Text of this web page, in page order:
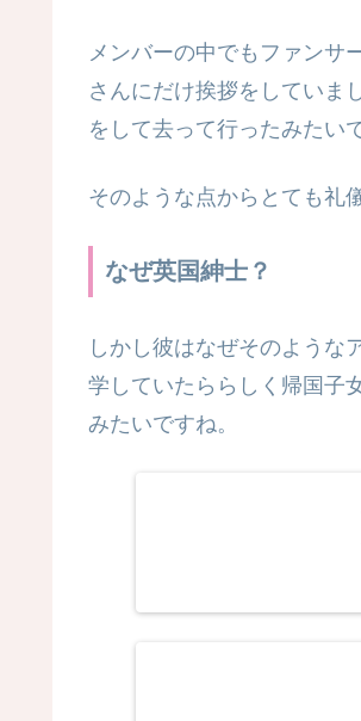
メンバーの中でもファンサ
さんにだけ挨拶をしていま
をして去って行ったみたい
そのような点からとても礼
なぜ英国紳士？
しかし彼はなぜそのような
学していたららしく帰国子
みたいですね。